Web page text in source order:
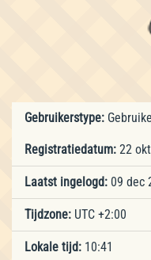
Gebruikerstype:
Registratiedatum: 22
Laatst ingelogd: 09 dec
Tijdzone: UTC +2:00
Lokale tijd: 10:41